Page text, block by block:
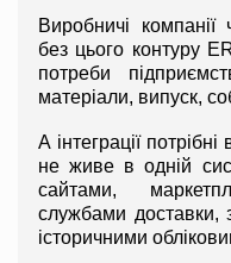
Виробничі
без цього контуру
потреби
матеріали, випуск,
А інтеграції
не живе в одній
сайтами,
службами доставки,
історичними